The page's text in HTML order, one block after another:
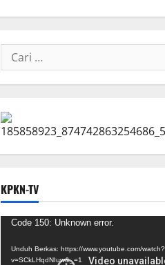
KPKN-TV
Pemutar
Code 150: Unknown error.
Unduh Berkas: https://www.youtube.com/watch?
v=SCkLHqdNIuw&_=1